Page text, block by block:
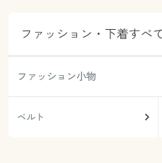
ファッション・下着すべて
ファッション小物
ベルト